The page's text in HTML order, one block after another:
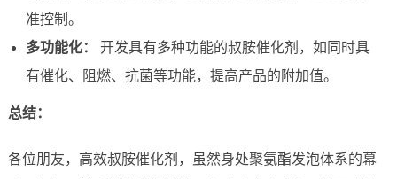
准控制。
多功能化：
开发具有多种功能的叔胺催化剂，如同时具
有催化、阻燃、抗菌等功能，提高产品的附加值。
总结：
各位朋友，高效叔胺催化剂，虽然身处聚氨酯发泡体系的幕